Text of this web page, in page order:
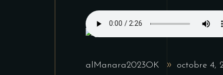
alManara2023OK octobre 4,